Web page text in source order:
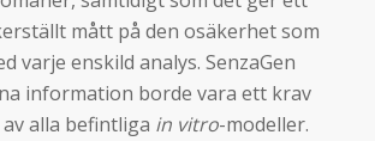
mått på den osäkerhet som
varje enskild analys. SenzaGen
information borde vara ett krav
alla befintliga in vitro-modeller.